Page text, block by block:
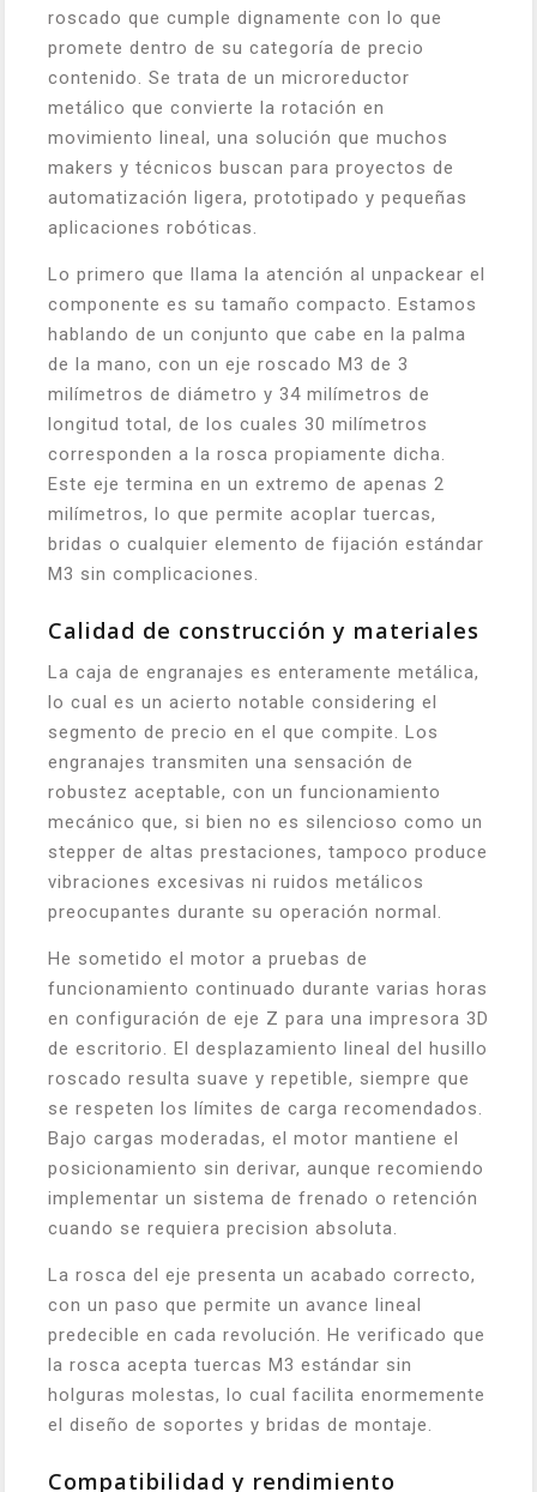
roscado que cumple dignamente con lo que
promete dentro de su categoría de precio
contenido. Se trata de un microreductor
metálico que convierte la rotación en
movimiento lineal, una solución que muchos
makers y técnicos buscan para proyectos de
automatización ligera, prototipado y pequeñas
aplicaciones robóticas.
Lo primero que llama la atención al unpackear el
componente es su tamaño compacto. Estamos
hablando de un conjunto que cabe en la palma
de la mano, con un eje roscado M3 de 3
milímetros de diámetro y 34 milímetros de
longitud total, de los cuales 30 milímetros
corresponden a la rosca propiamente dicha.
Este eje termina en un extremo de apenas 2
milímetros, lo que permite acoplar tuercas,
bridas o cualquier elemento de fijación estándar
M3 sin complicaciones.
Calidad de construcción y materiales
La caja de engranajes es enteramente metálica,
lo cual es un acierto notable considering el
segmento de precio en el que compite. Los
engranajes transmiten una sensación de
robustez aceptable, con un funcionamiento
mecánico que, si bien no es silencioso como un
stepper de altas prestaciones, tampoco produce
vibraciones excesivas ni ruidos metálicos
preocupantes durante su operación normal.
He sometido el motor a pruebas de
funcionamiento continuado durante varias horas
en configuración de eje Z para una impresora 3D
de escritorio. El desplazamiento lineal del husillo
roscado resulta suave y repetible, siempre que
se respeten los límites de carga recomendados.
Bajo cargas moderadas, el motor mantiene el
posicionamiento sin derivar, aunque recomiendo
implementar un sistema de frenado o retención
cuando se requiera precision absoluta.
La rosca del eje presenta un acabado correcto,
con un paso que permite un avance lineal
predecible en cada revolución. He verificado que
la rosca acepta tuercas M3 estándar sin
holguras molestas, lo cual facilita enormemente
el diseño de soportes y bridas de montaje.
Compatibilidad y rendimiento